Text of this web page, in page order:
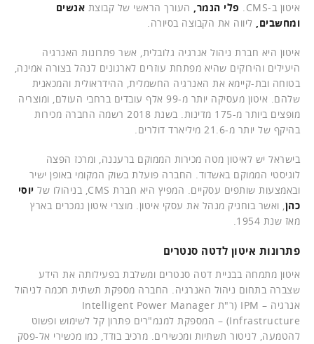
איטון ב-CMS
. פלי הנמר, העורך הראשי של קבוצת אנשים
ומחשבים, ליווה את הקבוצה בסיורה.
איטון היא חברת ניהול אנרגיה גלובלית, אשר פתרונות האנרגיה
היעילים והירוקים שהיא מפתחת עוזרים לארגונים לנהל בצורה אמינה,
בטוחה ובת-קיימא את האנרגיה החשמלית, ההידראולית והמכאנית
שלהם. איטון מעסיקה יותר מ-99 אלף עובדים ברחבי העולם, ומוצריה
מופצים ביותר מ-175 מדינות. בשנת 2018 רשמה החברה מכירות
בהיקף של יותר מ-21.6 מיליארד דולרים.
בישראל יש לאיטון מטה מכירות הממוקם ברעננה, ומרכז הפצה
לוגיסטי הממוקם באשדוד. החברה פועלת בשוק המקומי באופן ישיר
ובאמצעות שותפים עסקיים. המפיץ היא חברת CMS, בניהולו של
יוסי
כהן, ואשר בוחניק מנהל את עסקי איטון. מוצרי איטון נמכרים בארץ
מאז שנת 1954.
פתרונות איטון לדטה סנטרים
איטון מתמחה בבניית דטה סנטרים ומשלבת בפעילותה את הידע
שצברה בתחום ניהול האנרגיה. החברה מספקת תשתית חכמה לניהול
אנרגיה – IPM (ר"ת Intelligent Power Manager
Infrastructure) – המספקת למנמ"רים פתרון קל לשימוש ופשוט
להטמעה, לניטור תשתיות ומכשירים. מרכיב בודד, כמו מכשירי אל-פסק